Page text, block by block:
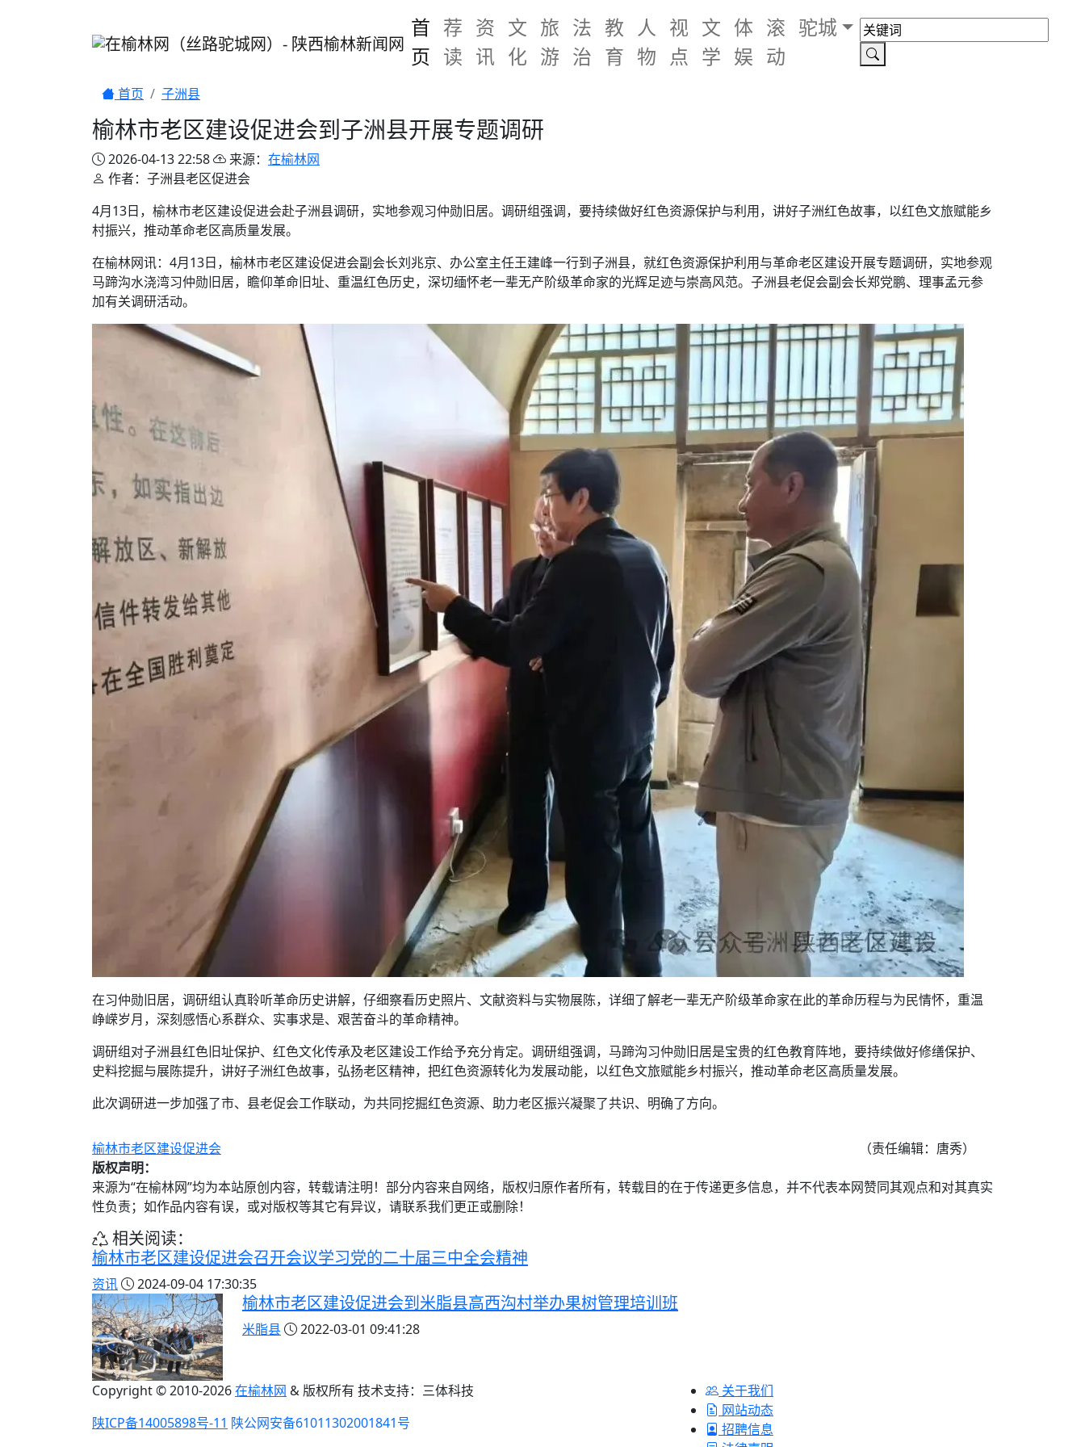
首
页
荐
读
资
讯
文
化
旅
游
法
治
教
育
人
物
视
点
文
学
体
娱
滚
动
驼城
首页 子洲县
榆林市老区建设促进会到子洲县开展专题调研
2026-04-13 22:58 来源： 在榆林网
作者：子洲县老区促进会
4月13日，榆林市老区建设促进会赴子洲县调研，实地参观习仲勋旧居。调研组强调，要持续做好红色资源保护与利用，讲好子洲红色故事，以红色文旅赋能乡
村振兴，推动革命老区高质量发展。
在榆林网讯：4月13日，榆林市老区建设促进会副会长刘兆京、办公室主任王建峰一行到子洲县，就红色资源保护利用与革命老区建设开展专题调研，实地参观
马蹄沟水浇湾习仲勋旧居，瞻仰革命旧址、重温红色历史，深切缅怀老一辈无产阶级革命家的光辉足迹与崇高风范。子洲县老促会副会长郑党鹏、理事孟元参
加有关调研活动。
在习仲勋旧居，调研组认真聆听革命历史讲解，仔细察看历史照片、文献资料与实物展陈，详细了解老一辈无产阶级革命家在此的革命历程与为民情怀，重温
峥嵘岁月，深刻感悟心系群众、实事求是、艰苦奋斗的革命精神。
调研组对子洲县红色旧址保护、红色文化传承及老区建设工作给予充分肯定。调研组强调，马蹄沟习仲勋旧居是宝贵的红色教育阵地，要持续做好修缮保护、
史料挖掘与展陈提升，讲好子洲红色故事，弘扬老区精神，把红色资源转化为发展动能，以红色文旅赋能乡村振兴，推动革命老区高质量发展。
此次调研进一步加强了市、县老促会工作联动，为共同挖掘红色资源、助力老区振兴凝聚了共识、明确了方向。
榆林市老区建设促进会
（责任编辑：唐秀）
版权声明：
来源为“在榆林网”均为本站原创内容，转载请注明！部分内容来自网络，版权归原作者所有，转载目的在于传递更多信息，并不代表本网赞同其观点和对其真实
性负责；如作品内容有误，或对版权等其它有异议，请联系我们更正或删除！
相关阅读：
榆林市老区建设促进会召开会议学习党的二十届三中全会精神
资讯 2024-09-04 17:30:35
榆林市老区建设促进会到米脂县高西沟村举办果树管理培训班
米脂县 2022-03-01 09:41:28
Copyright © 2010-2026在榆林网 & 版权所有 技术支持：三体科技
陕ICP备14005898号-11 陕公网安备61011302001841号
关于我们
网站动态
招聘信息